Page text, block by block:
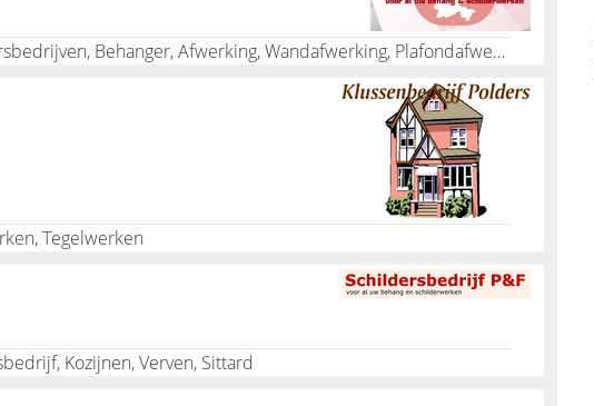
en hoofdpijn van het behang verwijderen en de muur behangklaar
– hoewel verven dan waarschijnlijk makkelijker is – tot printjes
te weten welke behangsoorten er bestaan:
papier, glad of reliëf, niet te beschilderen of schoon te maken,
overschilderbaar, hardvinyl is sterker en afwasbaar. Beiden hebben
kan goed tegen vocht en is vlamwerend.
Kies uit de vele kleuren en dessins van effen tot barok,
op maat? Ook dat is mogelijk. Je eigen ontwerp of foto
ga een behanger inhuren!
Schilder, Schilderwerk, Schilderbedrijf, Schildersbedrijven, Behanger, Afwerking, Wandafwerking, Plafondafwerking, Sausen
Tegelwerken
Kozijnen, Verven, Sittard